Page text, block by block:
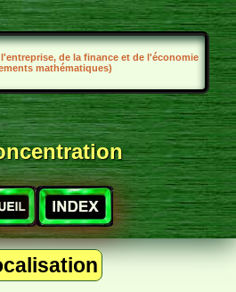
de la finance et de l'économie
mathématiques)